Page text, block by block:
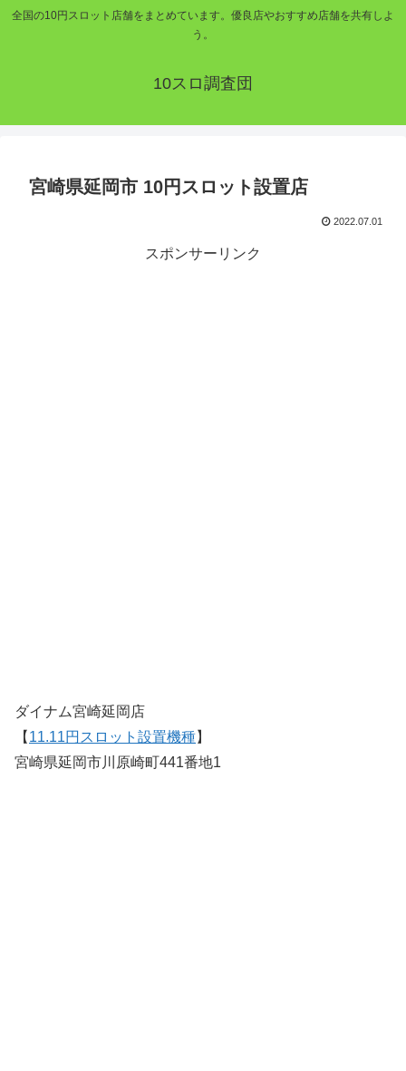
全国の10円スロット店舗をまとめています。優良店やおすすめ店舗を共有しよ
う。
10スロ調査団
宮崎県延岡市 10円スロット設置店
2022.07.01
スポンサーリンク
ダイナム宮崎延岡店
【 11.11円スロット設置機種】
宮崎県延岡市川原崎町441番地1